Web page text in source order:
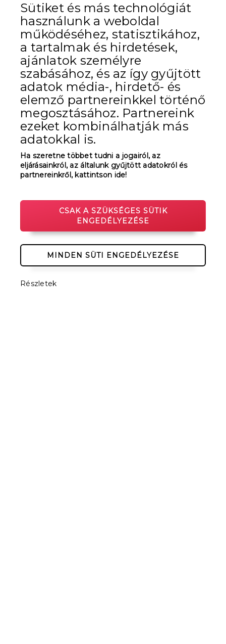
Szolgáltatás korlátozása - A szolgáltatás
visszautasításáról, a szolgáltatás függő státuszba
kerüléséről.
Reklamáció - A reklamáció vizsgálatának eredményéről.
Elállás - A résztvevő elállási nyilatkozatának Timeless
Event Kft.-hez történő megérkezéséről. A visszaigazolás
egy olyan, a Timeless Event Kft. által a résztvevőnek a
résztvevő által megadott e-mail címre küldött e-mail, ami
joghatást keletkeztet: vagy létrehozza a Timeless Event
Kft. és a résztvevő közötti szerződést, vagy megszünteti
azt.
Szolgáltatás - A regisztrációért felelős személy által
küldött „visszaigazolás” a Timeless Event Kft. és a
jelentkező közötti szerződés létrejöttéről.
Szolgáltatás módosítása, törlése.
​12. Hírlevél
Az egyes rendezvények weboldal hírlevél szolgáltatás
mindenki számára elérhető. A regisztrált résztvevők a
résztvevő bármikor leiratkozhat. Ez történhet a
hírlevélben elhelyezett hírlevélről leiratkozás link
segítségével, a Timeless Event Kft. küldött e-mail vagy
postai levél segítségével.
Copyright © 2026 Timeless Event Kft.
Sütiket és más technológiát
használunk a weboldal
működéséhez, statisztikához,
a tartalmak és hirdetések,
ajánlatok személyre
szabásához, és az így gyűjtött
adatok média-, hirdető- és
elemző partnereinkkel történő
megosztásához. Partnereink
ezeket kombinálhatják más
adatokkal is.
Ha szeretne többet tudni a jogairól, az
eljárásainkról, az általunk gyűjtött adatokról és
partnereinkről, kattintson ide!
CSAK A SZÜKSÉGES SÜTIK
ENGEDÉLYEZÉSE
MINDEN SÜTI ENGEDÉLYEZÉSE
Részletek